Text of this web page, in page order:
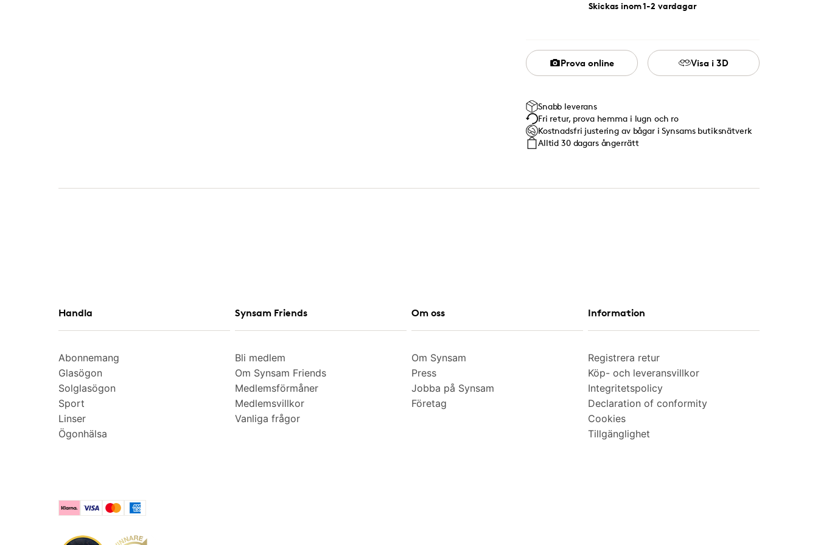
Skickas inom 1-2 vardagar
Prova online Visa i 3D
Snabb leverans
Fri retur, prova hemma i lugn och ro
Kostnadsfri justering av bågar i Synsams butiksnätverk
Alltid 30 dagars ångerrätt
Handla
Abonnemang
Glasögon
Solglasögon
Sport
Linser
Ögonhälsa
Synsam Friends
Bli medlem
Om Synsam Friends
Medlemsförmåner
Medlemsvillkor
Vanliga frågor
Om oss
Om Synsam
Press
Jobba på Synsam
Företag
Information
Registrera retur
Köp- och leveransvillkor
Integritetspolicy
Declaration of conformity
Cookies
Tillgänglighet
KlarnaVisa MastercardAmerican Express